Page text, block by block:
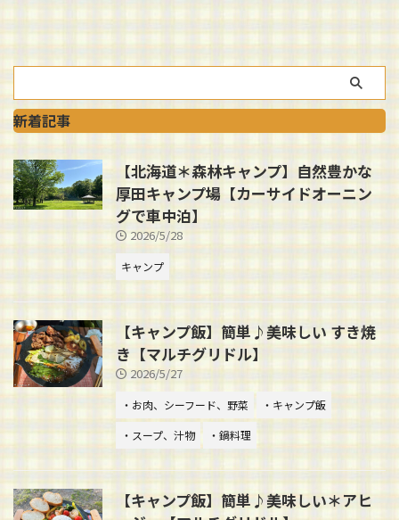
新着記事
【北海道＊森林キャンプ】自然豊かな
厚田キャンプ場【カーサイドオーニン
グで車中泊】
2026/5/28
キャンプ
【キャンプ飯】簡単♪美味しい すき焼
き【マルチグリドル】
2026/5/27
・お肉、シーフード、野菜
・キャンプ飯
・スープ、汁物
・鍋料理
【キャンプ飯】簡単♪美味しい＊アヒ